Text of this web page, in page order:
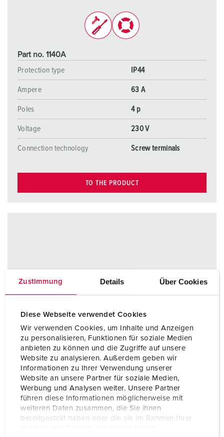
Zustimmung Details Über Cookies
Diese Webseite verwendet Cookies
Wir verwenden Cookies, um Inhalte und Anzeigen
zu personalisieren, Funktionen für soziale Medien
anbieten zu können und die Zugriffe auf unsere
Website zu analysieren. Außerdem geben wir
Informationen zu Ihrer Verwendung unserer
Website an unsere Partner für soziale Medien,
Werbung und Analysen weiter. Unsere Partner
führen diese Informationen möglicherweise mit
weiteren Daten zusammen, die Sie ihnen
bereitgestellt haben oder die sie im Rahmen Ihrer
Part no. 1140A
Protection type
IP44
Ampere 63 A
Poles 4 p
Voltage 230 V
Connection technology Screw terminals
TO THE PRODUCT